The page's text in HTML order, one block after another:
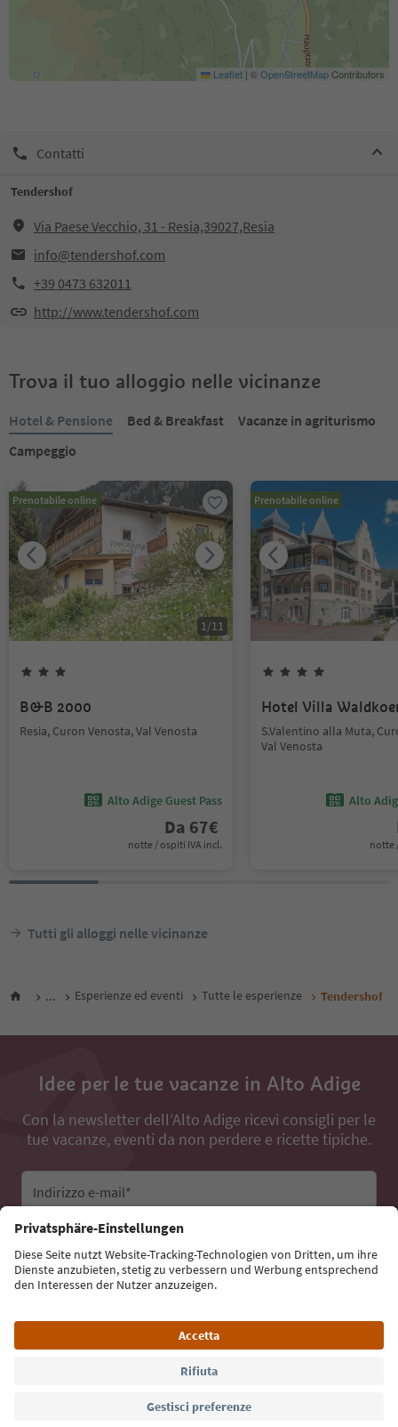
Leaflet | ©OpenStreetMapContributors
Contatti
Tendershof
Via Paese Vecchio, 31 - Resia,39027,Resia
info@tendershof.com
+39 0473 632011
http://www.tendershof.com
Trova il tuo alloggio nelle vicinanze
Hotel & Pensione Bed & Breakfast
Vacanze in agriturismo
Campeggio
Prenotabile online
1/11
B&B 2000
Resia, Curon Venosta, Val Venosta
Alto Adige Guest Pass
Da 67€
notte / ospiti IVA incl.
Prenotabile online
Hotel Villa
S.Valentino alla Muta,
Val Venosta
Alto
notte
Tutti gli alloggi nelle vicinanze
... Esperienze ed eventi Tutte le esperienze Tendershof
Idee per le tue vacanze in Alto Adige
Con la newsletter dell’Alto Adige ricevi consigli per le
tue vacanze, eventi da non perdere e ricette tipiche.
Indirizzo e-mail*
Iscriviti alla newsletter